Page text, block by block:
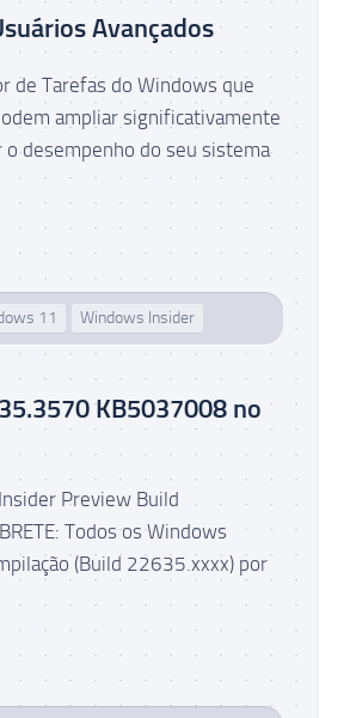
Avançados
de Tarefas do Windows que
ampliar significativamente
o desempenho do seu sistema
11 Windows Insider
KB5037008 no
Preview Build
Todos os Windows
(Build 22635.xxxx) por